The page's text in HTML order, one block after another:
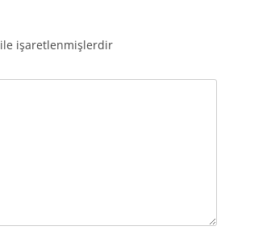
ile işaretlenmişlerdir